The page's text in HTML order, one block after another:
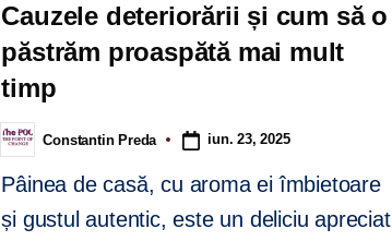
Cauzele deteriorării și cum să o
păstrăm proaspătă mai mult
timp
Constantin Preda iun. 23, 2025
Pâinea de casă, cu aroma ei îmbietoare
și gustul autentic, este un deliciu apreciat